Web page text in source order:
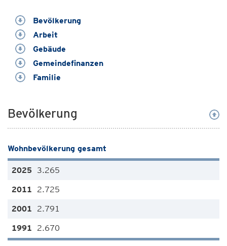
Bevölkerung
Arbeit
Gebäude
Gemeindefinanzen
Familie
Bevölkerung
Wohnbevölkerung gesamt
3.265
2.725
2.791
2.670